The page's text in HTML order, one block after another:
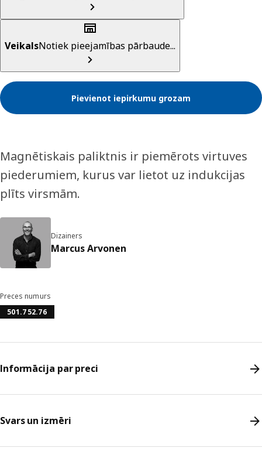
VeikalsNotiek pieejamības pārbaude...
Pievienot iepirkumu grozam
Magnētiskais paliktnis ir piemērots virtuves
piederumiem, kurus var lietot uz indukcijas
plīts virsmām.
Dizainers
Marcus Arvonen
Preces numurs
501.752.76
Informācija par preci
Svars un izmēri